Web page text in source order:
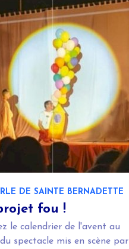
DE SAINTE BERNADETTE
fou !
le calendrier de l'avent au
spectacle mis en scène par